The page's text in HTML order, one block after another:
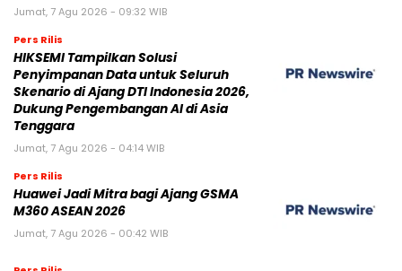
Jumat, 7 Agu 2026 - 09:32 WIB
Pers Rilis
HIKSEMI Tampilkan Solusi
Penyimpanan Data untuk Seluruh
Skenario di Ajang DTI Indonesia 2026,
Dukung Pengembangan AI di Asia
Tenggara
Jumat, 7 Agu 2026 - 04:14 WIB
Pers Rilis
Huawei Jadi Mitra bagi Ajang GSMA
M360 ASEAN 2026
Jumat, 7 Agu 2026 - 00:42 WIB